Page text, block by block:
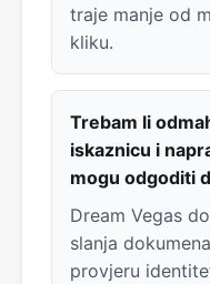
traje manje od
kliku.
Trebam li
iskaznicu i
mogu odgoditi
Dream Vegas
slanja
provjeru